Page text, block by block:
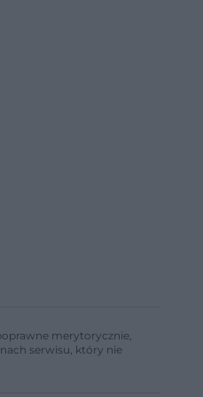
merytorycznie,
serwisu, który nie